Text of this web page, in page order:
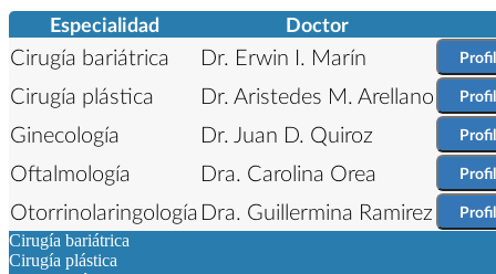
Especialidad Doctor
Cirugía bariátrica Dr. Erwin I. Marín
Cirugía plástica Dr. Aristedes M. Arellano
Ginecología Dr. Juan D. Quiroz
Oftalmología Dra. Carolina Orea
Otorrinolaringología Dra. Guillermina Ramirez
Cirugía bariátrica
Cirugía plástica